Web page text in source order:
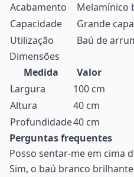
Acabamento
Melamínico
Capacidade
Grande
Utilização
Baú de
Dimensões
Medida
Valor
Largura
100 cm
Altura
40 cm
Profundidade40 cm
Perguntas frequentes
Posso sentar-me em cima
Sim, o baú branco